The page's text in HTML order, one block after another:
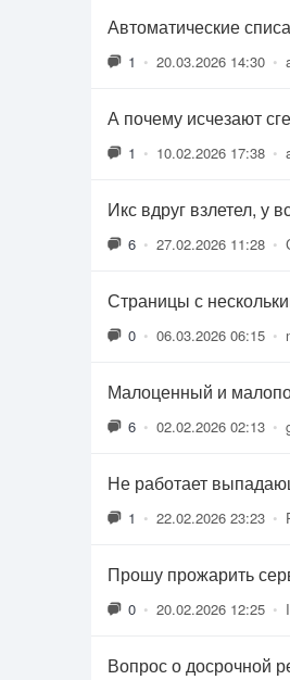
Автоматические
1 • 20.03.2026 14:30 •
А почему исчезают
1 • 10.02.2026 17:38 •
Икс вдруг взлетел, у
6 • 27.02.2026 11:28 •
Страницы с
0 • 06.03.2026 06:15 •
Малоценный и
6 • 02.02.2026 02:13 •
Не работает
1 • 22.02.2026 23:23 •
Прошу прожарить
0 • 20.02.2026 12:25 •
Вопрос о досрочной